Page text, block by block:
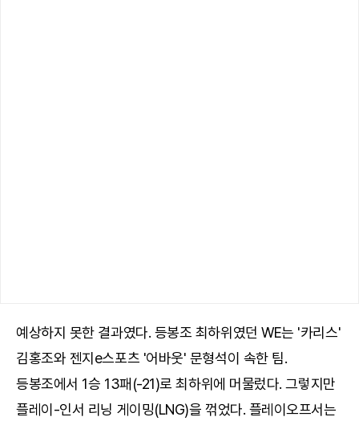
예상하지 못한 결과였다. 등봉조 최하위였던 WE는 '카리스'
김홍조와 젠지e스포츠 '어바웃' 문형석이 속한 팀.
등봉조에서 1승 13패(-21)로 최하위에 머물렀다. 그렇지만
플레이-인서 리닝 게이밍(LNG)을 꺾었다. 플레이오프서는